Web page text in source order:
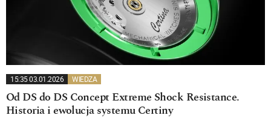
15:35 03.01.2026 WIEDZA
Od DS do DS Concept Extreme Shock Resistance.
Historia i ewolucja systemu Certiny